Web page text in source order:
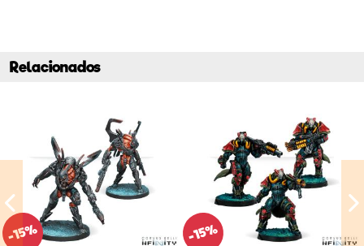
Relacionados
-15% -15%